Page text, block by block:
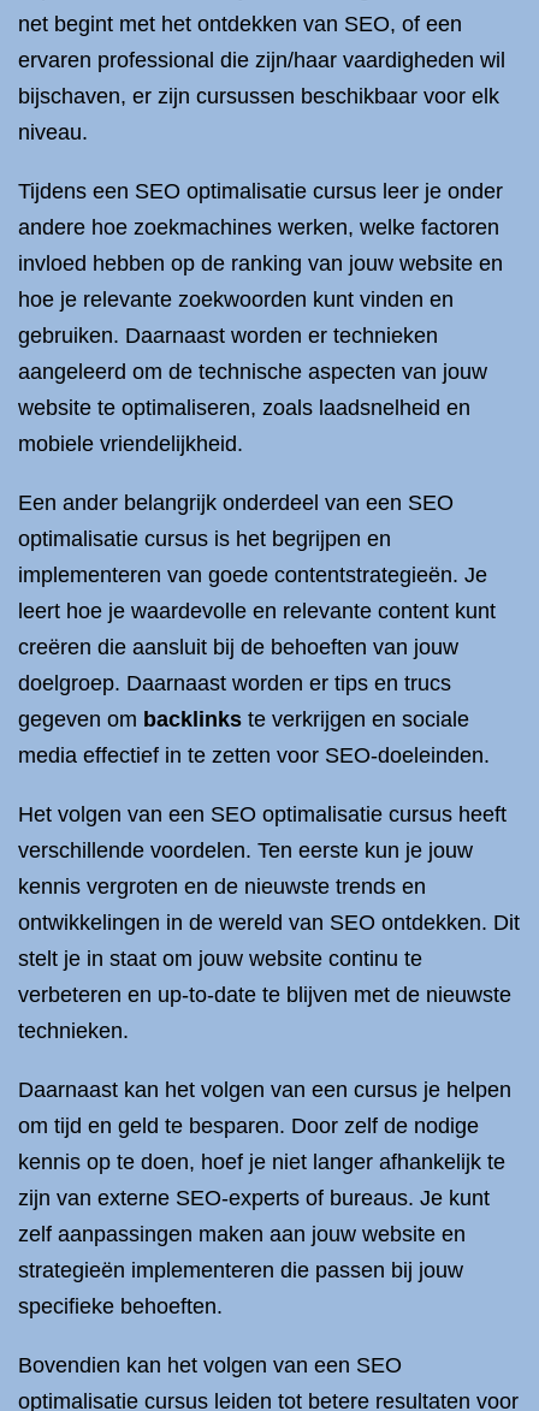
net begint met het ontdekken van SEO, of een
ervaren professional die zijn/haar vaardigheden wil
bijschaven, er zijn cursussen beschikbaar voor elk
niveau.
Tijdens een SEO optimalisatie cursus leer je onder
andere hoe zoekmachines werken, welke factoren
invloed hebben op de ranking van jouw website en
hoe je relevante zoekwoorden kunt vinden en
gebruiken. Daarnaast worden er technieken
aangeleerd om de technische aspecten van jouw
website te optimaliseren, zoals laadsnelheid en
mobiele vriendelijkheid.
Een ander belangrijk onderdeel van een SEO
optimalisatie cursus is het begrijpen en
implementeren van goede contentstrategieën. Je
leert hoe je waardevolle en relevante content kunt
creëren die aansluit bij de behoeften van jouw
doelgroep. Daarnaast worden er tips en trucs
gegeven om backlinks te verkrijgen en sociale
media effectief in te zetten voor SEO-doeleinden.
Het volgen van een SEO optimalisatie cursus heeft
verschillende voordelen. Ten eerste kun je jouw
kennis vergroten en de nieuwste trends en
ontwikkelingen in de wereld van SEO ontdekken. Dit
stelt je in staat om jouw website continu te
verbeteren en up-to-date te blijven met de nieuwste
technieken.
Daarnaast kan het volgen van een cursus je helpen
om tijd en geld te besparen. Door zelf de nodige
kennis op te doen, hoef je niet langer afhankelijk te
zijn van externe SEO-experts of bureaus. Je kunt
zelf aanpassingen maken aan jouw website en
strategieën implementeren die passen bij jouw
specifieke behoeften.
Bovendien kan het volgen van een SEO
optimalisatie cursus leiden tot betere resultaten voor